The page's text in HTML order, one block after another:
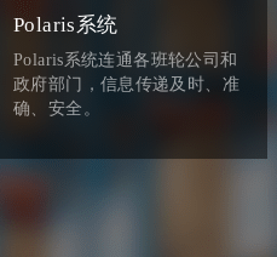
Polaris系统
Polaris系统连通各班轮公司和
政府部门，信息传递及时、准
确、安全。